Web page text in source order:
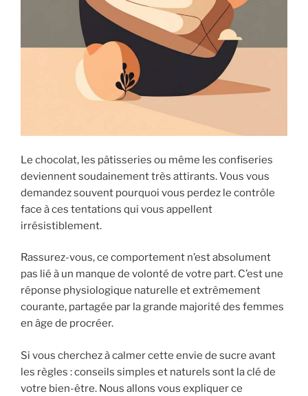
Le chocolat, les pâtisseries ou même les confiseries
deviennent soudainement très attirants. Vous vous
demandez souvent pourquoi vous perdez le contrôle
face à ces tentations qui vous appellent
irrésistiblement.
Rassurez-vous, ce comportement n’est absolument
pas lié à un manque de volonté de votre part. C’est une
réponse physiologique naturelle et extrêmement
courante, partagée par la grande majorité des femmes
en âge de procréer.
Si vous cherchez à calmer cette envie de sucre avant
les règles : conseils simples et naturels sont la clé de
votre bien-être. Nous allons vous expliquer ce